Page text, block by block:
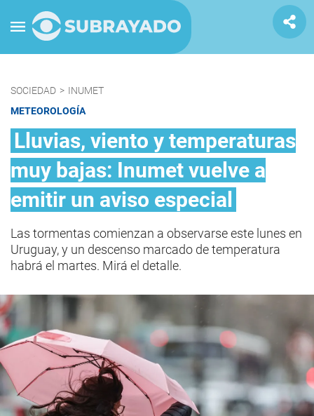
SOCIEDAD > INUMET
METEOROLOGÍA
Lluvias, viento y temperaturas
muy bajas: Inumet vuelve a
emitir un aviso especial
Las tormentas comienzan a observarse este lunes en
Uruguay, y un descenso marcado de temperatura
habrá el martes. Mirá el detalle.